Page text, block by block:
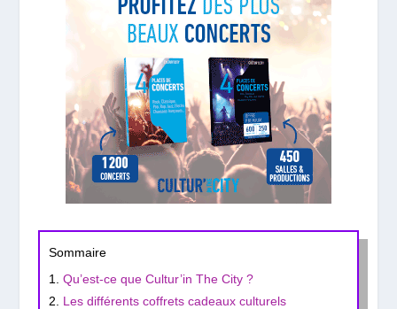
Sommaire
Qu’est-ce que Cultur’in The City ?
Les différents coffrets cadeaux culturels